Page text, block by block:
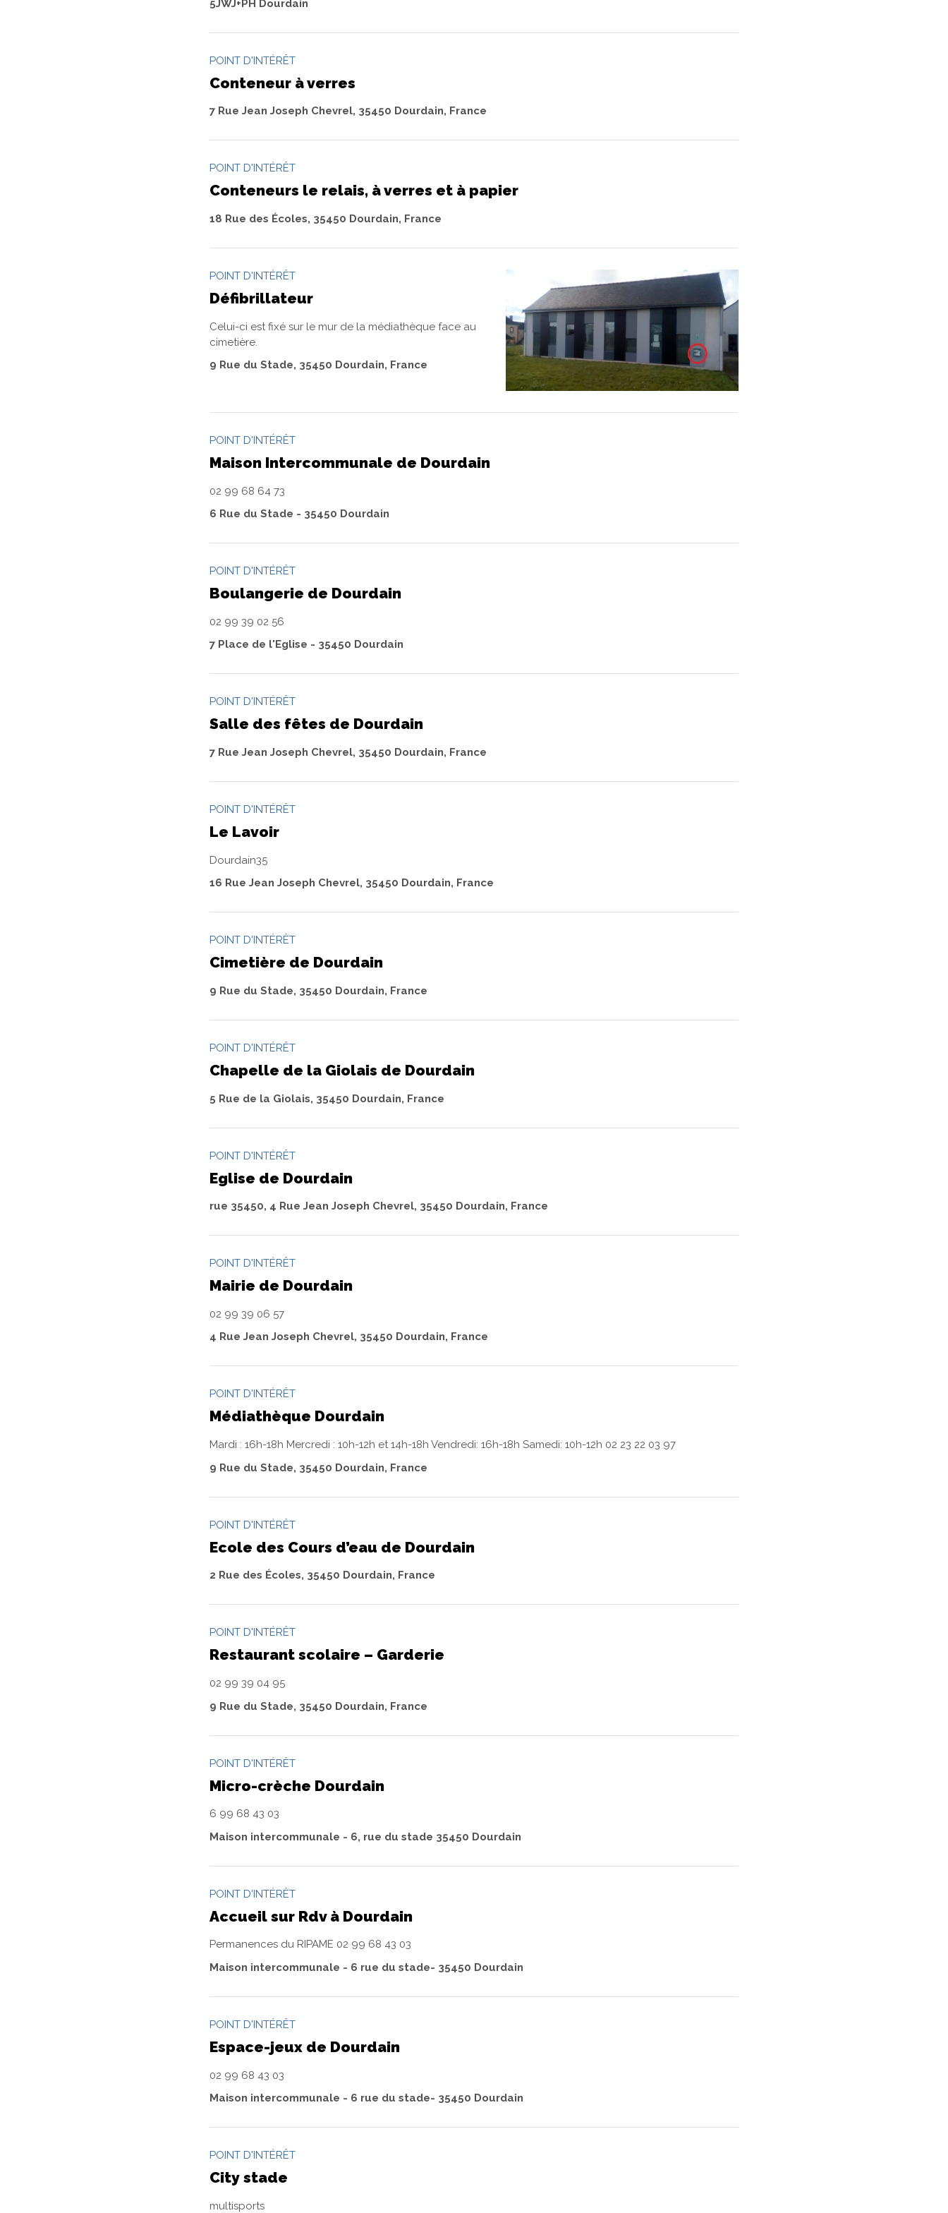
5JWJ+PH Dourdain
POINT D'INTÉRÊT
Conteneur à verres
7 Rue Jean Joseph Chevrel, 35450 Dourdain, France
POINT D'INTÉRÊT
Conteneurs le relais, à verres et à papier
18 Rue des Écoles, 35450 Dourdain, France
POINT D'INTÉRÊT
Défibrillateur
Celui-ci est fixé sur le mur de la médiathèque face au
cimetière.
9 Rue du Stade, 35450 Dourdain, France
POINT D'INTÉRÊT
Maison Intercommunale de Dourdain
02 99 68 64 73
6 Rue du Stade - 35450 Dourdain
POINT D'INTÉRÊT
Boulangerie de Dourdain
02 99 39 02 56
7 Place de l'Eglise - 35450 Dourdain
POINT D'INTÉRÊT
Salle des fêtes de Dourdain
7 Rue Jean Joseph Chevrel, 35450 Dourdain, France
POINT D'INTÉRÊT
Le Lavoir
Dourdain35
16 Rue Jean Joseph Chevrel, 35450 Dourdain, France
POINT D'INTÉRÊT
Cimetière de Dourdain
9 Rue du Stade, 35450 Dourdain, France
POINT D'INTÉRÊT
Chapelle de la Giolais de Dourdain
5 Rue de la Giolais, 35450 Dourdain, France
POINT D'INTÉRÊT
Eglise de Dourdain
rue 35450, 4 Rue Jean Joseph Chevrel, 35450 Dourdain, France
POINT D'INTÉRÊT
Mairie de Dourdain
02 99 39 06 57
4 Rue Jean Joseph Chevrel, 35450 Dourdain, France
POINT D'INTÉRÊT
Médiathèque Dourdain
Mardi : 16h-18h Mercredi : 10h-12h et 14h-18h Vendredi: 16h-18h Samedi: 10h-12h 02 23 22 03 97
9 Rue du Stade, 35450 Dourdain, France
POINT D'INTÉRÊT
Ecole des Cours d’eau de Dourdain
2 Rue des Écoles, 35450 Dourdain, France
POINT D'INTÉRÊT
Restaurant scolaire – Garderie
02 99 39 04 95
9 Rue du Stade, 35450 Dourdain, France
POINT D'INTÉRÊT
Micro-crèche Dourdain
6 99 68 43 03
Maison intercommunale - 6, rue du stade 35450 Dourdain
POINT D'INTÉRÊT
Accueil sur Rdv à Dourdain
Permanences du RIPAME 02 99 68 43 03
Maison intercommunale - 6 rue du stade- 35450 Dourdain
POINT D'INTÉRÊT
Espace-jeux de Dourdain
02 99 68 43 03
Maison intercommunale - 6 rue du stade- 35450 Dourdain
POINT D'INTÉRÊT
City stade
multisports